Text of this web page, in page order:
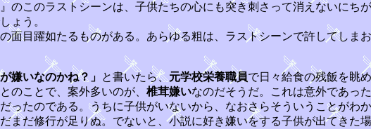
のこのラストシーンは、子供たちの心にも突き刺さって消えないにち
ょう。
面目躍如たるものがある。あらゆる粗は、ラストシーンで許してしま
嫌いなのかね？」 と書いたら、元学校栄養職員で日々給食の残飯を眺
とのことで、案外多いのが、 椎茸嫌いなのだそうだ。これは意外であっ
ったのである。うちに子供がいないから、なおさらそういうことがわ
まだ修行が足りぬ。でないと、小説に好き嫌いをする子供が出てきた